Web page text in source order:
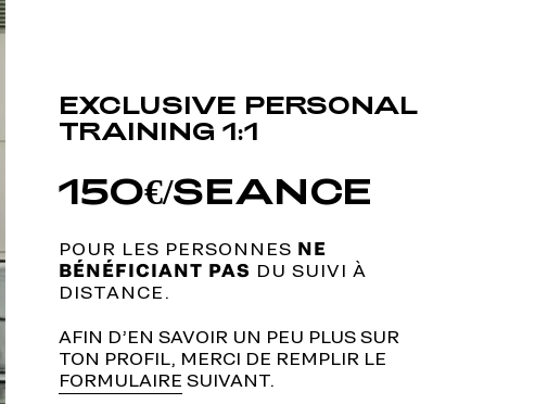
EXCLUSIVE PERSONAL
TRAINING 1:1
150€/SEANCE
POUR LES PERSONNES NE
BÉNÉFICIANT PAS DU SUIVI À
DISTANCE.
AFIN D’EN SAVOIR UN PEU PLUS SUR
TON PROFIL, MERCI DE REMPLIR LE
FORMULAIRE SUIVANT.